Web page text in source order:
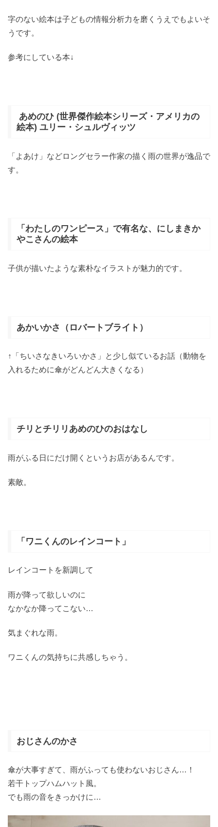
字のない絵本は子どもの情報分析力を磨くうえでもよいそ
うです。
参考にしている本↓
あめのひ (世界傑作絵本シリーズ・アメリカの
絵本) ユリー・シュルヴィッツ
「よあけ」などロングセラー作家の描く雨の世界が逸品で
す。
「わたしのワンピース」で有名な、にしまきか
やこさんの絵本
子供が描いたような素朴なイラストが魅力的です。
あかいかさ（ロバートブライト）
↑「ちいさなきいろいかさ」と少し似ているお話（動物を
入れるために傘がどんどん大きくなる）
チリとチリリあめのひのおはなし
雨がふる日にだけ開くというお店があるんです。
素敵。
「ワニくんのレインコート」
レインコートを新調して
雨が降って欲しいのに
なかなか降ってこない…
気まぐれな雨。
ワニくんの気持ちに共感しちゃう。
おじさんのかさ
傘が大事すぎて、雨がふっても使わないおじさん…！
若干トップハムハット風。
でも雨の音をきっかけに…